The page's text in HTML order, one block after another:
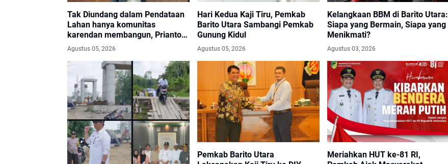
Tak Diundang dalam Pendataan
Lahan hanya komunitas
karendan membangun, Prianto
meminta penehat hukum
Layangkan Somasi dan Siapkan
Laporan ke Menteri
Agustus 05, 2026
Hari Kedua Kaji Tiru, Pemkab
Barito Utara Sambangi Pemkab
Gunung Kidul
Agustus 05, 2026
Kelangkaan BBM di Barito Utara:
Siapa yang Bermain, Siapa yang
Menikmati?
Agustus 03, 2026
Pemkab Barito Utara
Meriahkan HUT ke-81 RI,